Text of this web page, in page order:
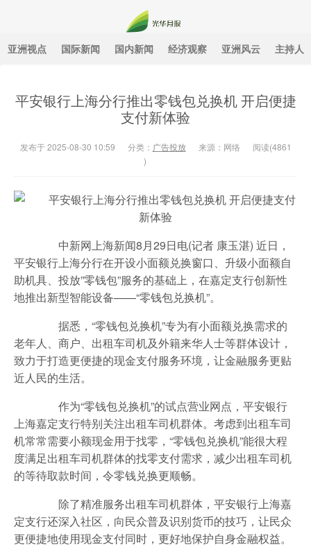
光华月报
亚洲视点 国际新闻 国内新闻 经济观察 亚洲风云 主持人
平安银行上海分行推出零钱包兑换机 开启便捷
支付新体验
发布于 2025-08-30 10:59 分类： 广告投放 来源：网络 阅读(4861
)
中新网上海新闻8月29日电(记者 康玉湛) 近日，
平安银行上海分行在开设小面额兑换窗口、升级小面额自
助机具、投放”零钱包”服务的基础上，在嘉定支行创新性
地推出新型智能设备——“零钱包兑换机”。
据悉，“零钱包兑换机”专为有小面额兑换需求的
老年人、商户、出租车司机及外籍来华人士等群体设计，
致力于打造更便捷的现金支付服务环境，让金融服务更贴
近人民的生活。
作为“零钱包兑换机”的试点营业网点，平安银行
上海嘉定支行特别关注出租车司机群体。考虑到出租车司
机常常需要小额现金用于找零，“零钱包兑换机”能很大程
度满足出租车司机群体的找零支付需求，减少出租车司机
的等待取款时间，令零钱兑换更顺畅。
除了精准服务出租车司机群体，平安银行上海嘉
定支行还深入社区，向民众普及识别货币的技巧，让民众
更便捷地使用现金支付同时，更好地保护自身金融权益。